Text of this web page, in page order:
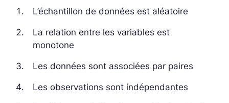
L’échantillon de données est aléatoire
La relation entre les variables est
monotone
Les données sont associées par paires
Les observations sont indépendantes